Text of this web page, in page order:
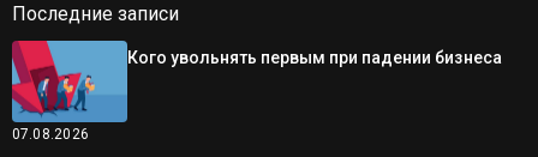
Последние записи
07.08.2026
Кого увольнять первым при падении бизнеса